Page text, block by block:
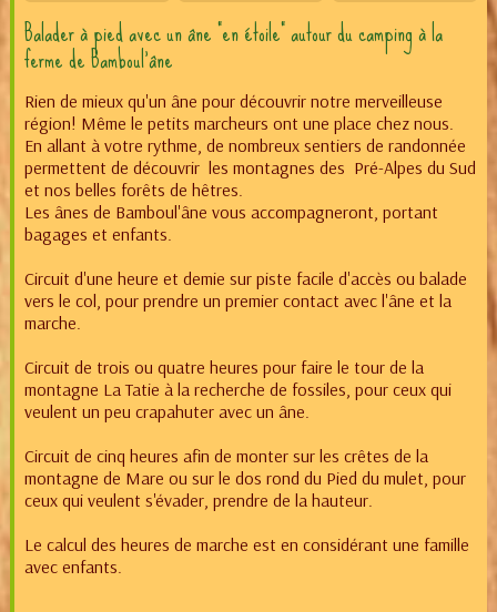
Balader à pied avec un âne "en étoile" autour du camping à la
ferme de Bamboul'âne
Rien de mieux qu'un âne pour découvrir notre merveilleuse
région! Même le petits marcheurs ont une place chez nous.
En allant à votre rythme, de nombreux sentiers de randonnée
permettent de découvrir les montagnes des Pré-Alpes du Sud
et nos belles forêts de hêtres.
Les ânes de Bamboul'âne vous accompagneront, portant
bagages et enfants.
Circuit d'une heure et demie sur piste facile d'accès ou balade
vers le col, pour prendre un premier contact avec l'âne et la
marche.
Circuit de trois ou quatre heures pour faire le tour de la
montagne La Tatie à la recherche de fossiles, pour ceux qui
veulent un peu crapahuter avec un âne.
Circuit de cinq heures afin de monter sur les crêtes de la
montagne de Mare ou sur le dos rond du Pied du mulet, pour
ceux qui veulent s'évader, prendre de la hauteur.
Le calcul des heures de marche est en considérant une famille
avec enfants.